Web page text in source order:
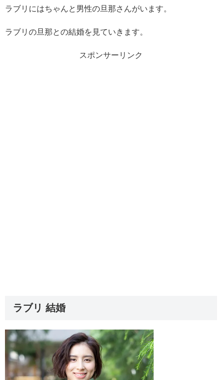
ラブリにはちゃんと男性の旦那さんがいます。
ラブリの旦那との結婚を見ていきます。
スポンサーリンク
ラブリ 結婚